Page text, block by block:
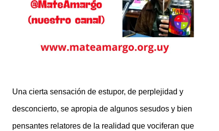
Una cierta sensación de estupor, de perplejidad y
desconcierto, se apropia de algunos sesudos y bien
pensantes relatores de la realidad que vociferan que